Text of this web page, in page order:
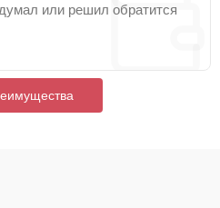
или решил обратится